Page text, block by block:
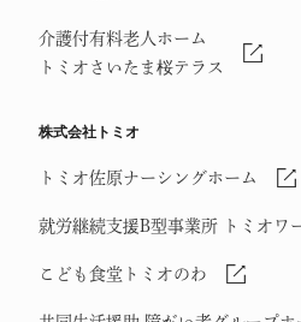
介護付有料老人ホーム
トミオさいたま桜テラス
株式会社トミオ
トミオ佐原ナーシングホーム
就労継続支援B型事業所 トミオワ
こども食堂トミオのわ